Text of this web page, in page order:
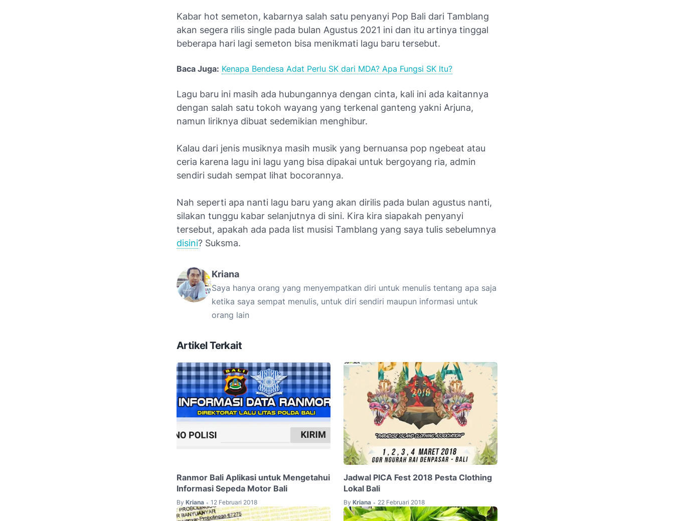
Kabar hot semeton, kabarnya salah satu penyanyi Pop Bali dari Tamblang
akan segera rilis single pada bulan Agustus 2021 ini dan itu artinya tinggal
beberapa hari lagi semeton bisa menikmati lagu baru tersebut.
Baca Juga: Kenapa Bendesa Adat Perlu SK dari MDA? Apa Fungsi SK Itu?
Lagu baru ini masih ada hubungannya dengan cinta, kali ini ada kaitannya
dengan salah satu tokoh wayang yang terkenal ganteng yakni Arjuna,
namun liriknya dibuat sedemikian menghibur.
Kalau dari jenis musiknya masih musik yang bernuansa pop ngebeat atau
ceria karena lagu ini lagu yang bisa dipakai untuk bergoyang ria, admin
sendiri sudah sempat lihat bocorannya.
Nah seperti apa nanti lagu baru yang akan dirilis pada bulan agustus nanti,
silakan tunggu kabar selanjutnya di sini. Kira kira siapakah penyanyi
tersebut, apakah ada pada list musisi Tamblang yang saya tulis sebelumnya
disini? Suksma.
Kriana
Saya hanya orang yang menyempatkan diri untuk menulis tentang apa saja
ketika saya sempat menulis, untuk diri sendiri maupun informasi untuk
orang lain
Artikel Terkait
Ranmor Bali Aplikasi untuk Mengetahui
Informasi Sepeda Motor Bali
By Kriana • 12 Februari 2018
Jadwal PICA Fest 2018 Pesta Clothing
Lokal Bali
By Kriana • 22 Februari 2018